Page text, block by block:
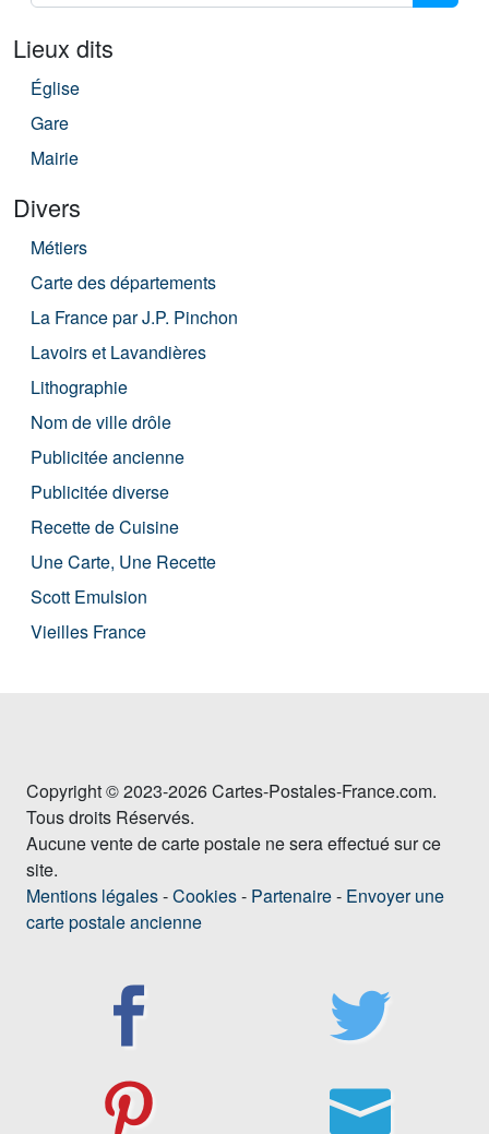
Lieux dits
Église
Gare
Mairie
Divers
Métiers
Carte des départements
La France par J.P. Pinchon
Lavoirs et Lavandières
Lithographie
Nom de ville drôle
Publicitée ancienne
Publicitée diverse
Recette de Cuisine
Une Carte, Une Recette
Scott Emulsion
Vieilles France
Copyright © 2023-2026 Cartes-Postales-France.com.
Tous droits Réservés.
Aucune vente de carte postale ne sera effectué sur ce
site.
Mentions légales-Cookies- Partenaire- Envoyer une
carte postale ancienne